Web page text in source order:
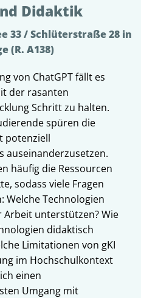
Didaktik
33 / Schlüterstraße 28 in
(R. A138)
von ChatGPT fällt es
der rasanten
Schritt zu halten.
spüren die
potenziell
auseinanderzusetzen.
häufig die Ressourcen
sodass viele Fragen
Technologien
unterstützen? Wie
didaktisch
Limitationen von gKI
im Hochschulkontext
einen
Umgang mit